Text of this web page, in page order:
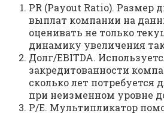
PR (Payout Ratio). Размер
выплат компании на
оценивать не только
динамику увеличения
Долг/EBITDA.
закредитованности
сколько лет потребуется
при неизменном уровне
P/E. Мультипликатор